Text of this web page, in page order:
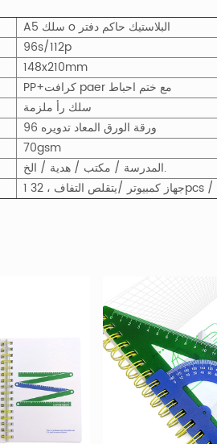
A5 سلك o البلاستيك حاكم دفتر
96s/112p
148x210mm
PP+كرافت paer مع ختم احباط
سلك رأ ملزمة
96 ورقة الورق المعاد تدويره
70gsm
المدرسة / مكتب / هدية / الخ.